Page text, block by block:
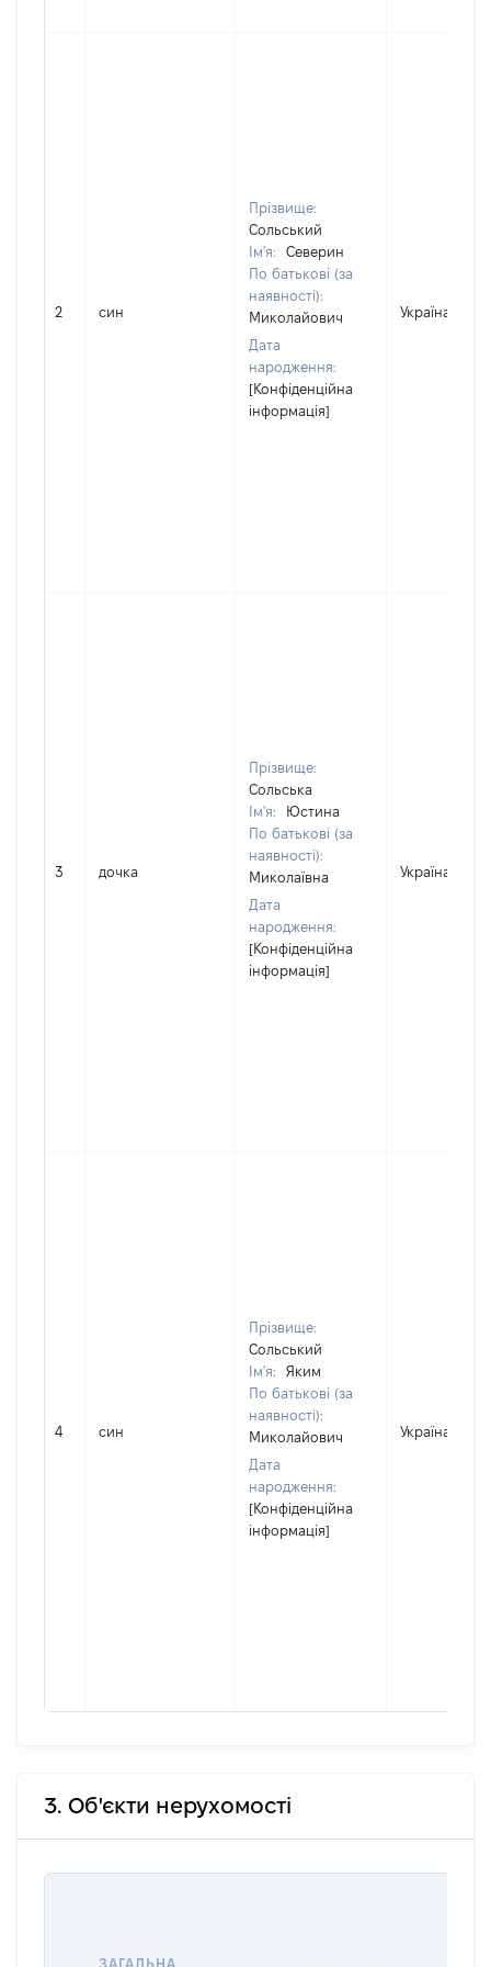
2 син
Прізвище:
Сольський
Ім'я:
Северин
По батькові (за
наявності):
Миколайович
Дата
народження:
[Конфіденційна
інформація]
Україна
3 дочка
Прізвище:
Сольська
Ім'я:
Юстина
По батькові (за
наявності):
Миколаївна
Дата
народження:
[Конфіденційна
інформація]
Україна
4 син
Прізвище:
Сольський
Ім'я:
Яким
По батькові (за
наявності):
Миколайович
Дата
народження:
[Конфіденційна
інформація]
Україна
3. Об'єкти нерухомості
ЗАГАЛЬНА